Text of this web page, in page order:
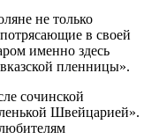
не только
в своей
именно здесь
пленницы».
сочинской
Швейцарией».